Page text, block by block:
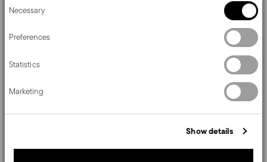
Collect information about your geographical location
Identify your device by actively scanning it for specific
characteristics (fingerprinting)
Find out more about how your personal data is processed and set
your preferences in the
We use cookies to personalise content and ads, to provide social
media features and to analyse our traffic. We also share
information about your use of our site with our social media,
advertising and analytics partners who may combine it with other
Selection
Necessary
Preferences
Statistics
Marketing
Show details
s'agit d'un processus artisanal qui est encore
aujourd'hui entièrement réalisé à la main.
Détails
Acier satiné
Dimensions
80 gr
Instructions d'entretien et de sécurité